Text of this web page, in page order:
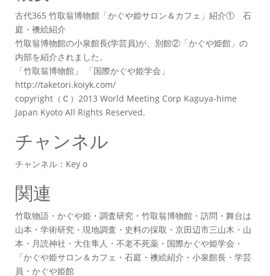
古代365 竹取翁博物館「かぐや姫サロン＆カフェ」紹介① 石
庭・襖絵紹介
竹取翁博物館の小泉館長(学芸員)が、別館②「かぐや姫館」の
内部を紹介されました。
「竹取翁博物館」 「国際かぐや姫学会」
http://taketori.koiyk.com/
copyright（Ｃ）2013 World Meeting Corp Kaguya-hime
Japan Kyoto All Rights Reserved.
チャンネル
チャンネル：Key o
関連
竹取物語・かぐや姫・調査研究・竹取翁博物館・訪問・舞台は
山本・学術研究・現地調査・史料の採取・京田辺市三山木・山
本・月読神社・大住隼人・不老不死薬・国際かぐや姫学会・
「かぐや姫サロン＆カフェ・石庭・襖絵紹介・小泉館長・学芸
員・かぐや姫館